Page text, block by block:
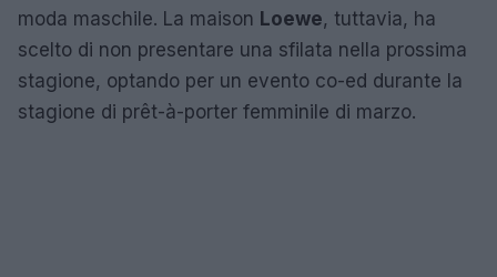
moda maschile. La maison Loewe, tuttavia, ha
scelto di non presentare una sfilata nella prossima
stagione, optando per un evento co-ed durante la
stagione di prêt-à-porter femminile di marzo.